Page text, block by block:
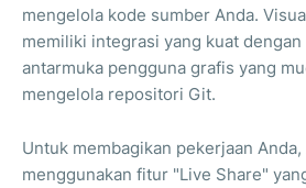
mengelola kode sumber Anda.
memiliki integrasi yang kuat
antarmuka pengguna grafis yang
mengelola repositori Git.
Untuk membagikan pekerjaan Anda,
menggunakan fitur "Live Share"